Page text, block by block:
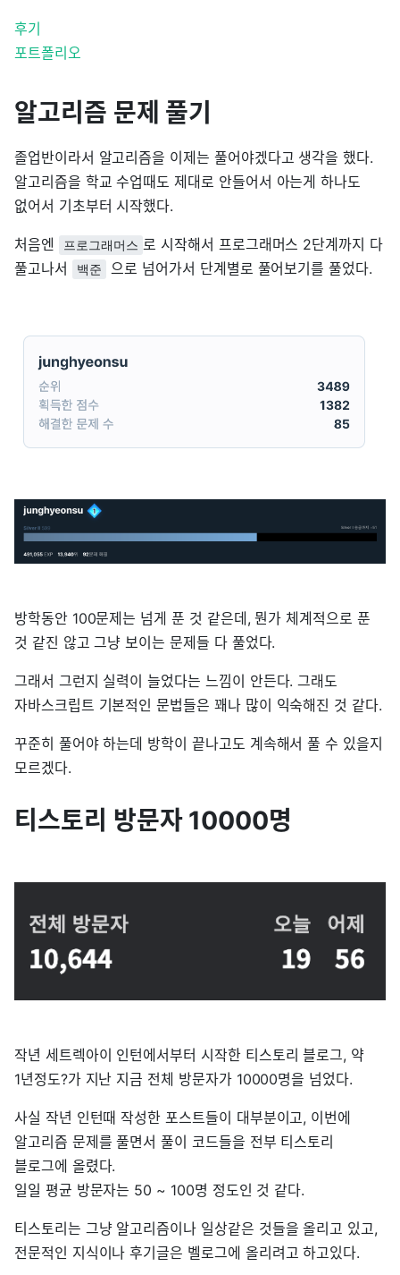
후기
포트폴리오
알고리즘 문제 풀기
졸업반이라서 알고리즘을 이제는 풀어야겠다고 생각을 했다.
알고리즘을 학교 수업때도 제대로 안들어서 아는게 하나도
없어서 기초부터 시작했다.
처음엔 프로그래머스 로 시작해서 프로그래머스 2단계까지 다
풀고나서
백준 으로 넘어가서 단계별로 풀어보기를 풀었다.
방학동안 100문제는 넘게 푼 것 같은데, 뭔가 체계적으로 푼
것 같진 않고 그냥 보이는 문제들 다 풀었다.
그래서 그런지 실력이 늘었다는 느낌이 안든다. 그래도
자바스크립트 기본적인 문법들은 꽤나 많이 익숙해진 것 같다.
꾸준히 풀어야 하는데 방학이 끝나고도 계속해서 풀 수 있을지
모르겠다.
티스토리 방문자 10000명
작년 세트렉아이 인턴에서부터 시작한 티스토리 블로그, 약
1년정도?가 지난 지금 전체 방문자가 10000명을 넘었다.
사실 작년 인턴때 작성한 포스트들이 대부분이고, 이번에
알고리즘 문제를 풀면서 풀이 코드들을 전부 티스토리
블로그에 올렸다.
일일 평균 방문자는 50 ~ 100명 정도인 것 같다.
티스토리는 그냥 알고리즘이나 일상같은 것들을 올리고 있고,
전문적인 지식이나 후기글은 벨로그에 올리려고 하고있다.